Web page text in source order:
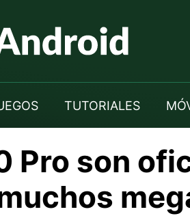
TUTORIALES
Pro son